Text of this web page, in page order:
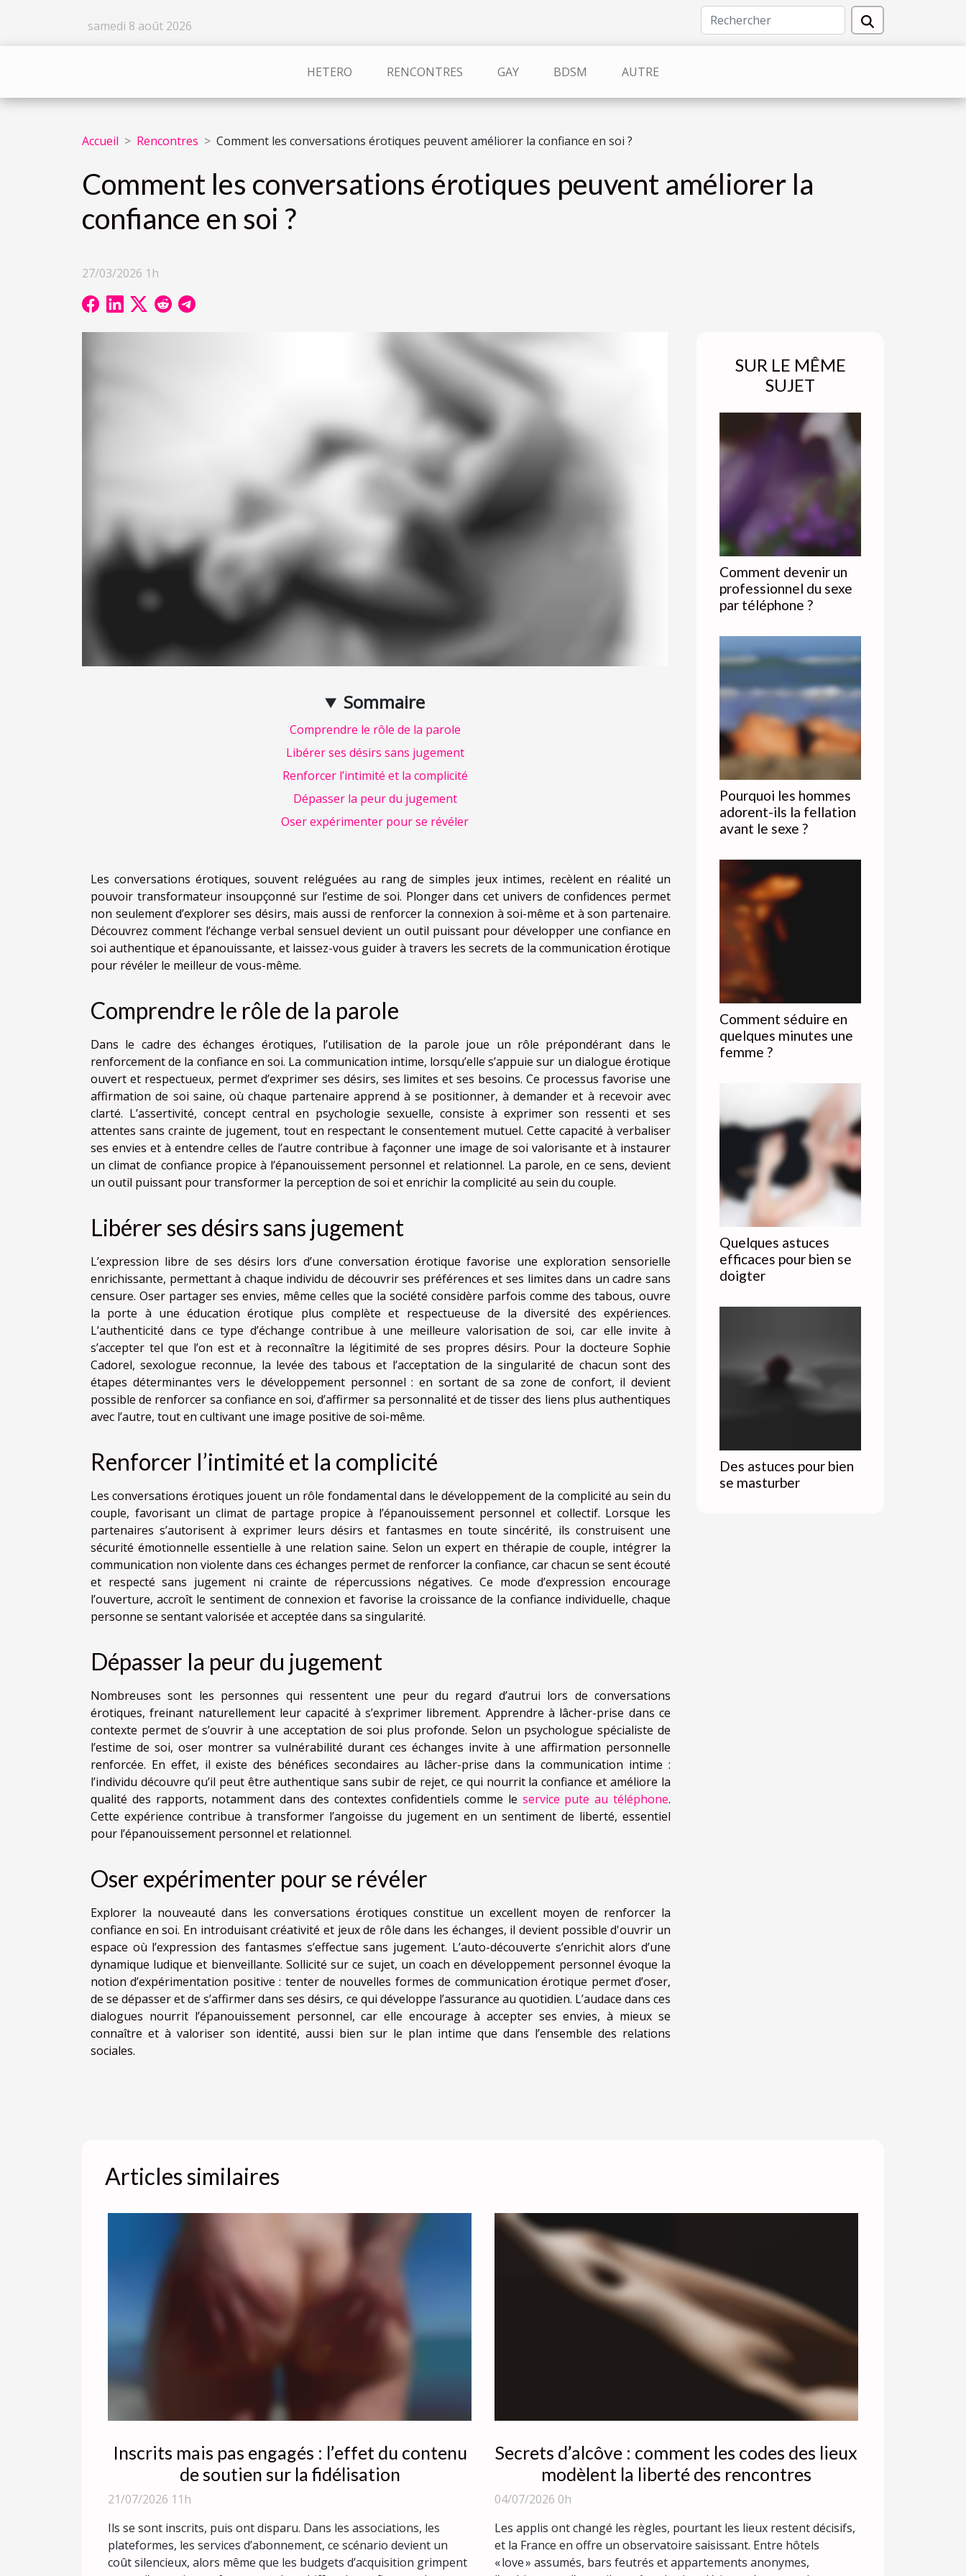
samedi 8 août 2026
HETERO RENCONTRES GAY BDSM AUTRE
Accueil Rencontres Comment les conversations érotiques peuvent améliorer la confiance en soi ?
Comment les conversations érotiques peuvent améliorer la
confiance en soi ?
27/03/2026 1h
Sommaire
Comprendre le rôle de la parole
Libérer ses désirs sans jugement
Renforcer l’intimité et la complicité
Dépasser la peur du jugement
Oser expérimenter pour se révéler
Les conversations érotiques, souvent reléguées au rang de simples jeux intimes, recèlent en réalité un
pouvoir transformateur insoupçonné sur l’estime de soi. Plonger dans cet univers de confidences permet
non seulement d’explorer ses désirs, mais aussi de renforcer la connexion à soi-même et à son partenaire.
Découvrez comment l’échange verbal sensuel devient un outil puissant pour développer une confiance en
soi authentique et épanouissante, et laissez-vous guider à travers les secrets de la communication érotique
pour révéler le meilleur de vous-même.
Comprendre le rôle de la parole
Dans le cadre des échanges érotiques, l’utilisation de la parole joue un rôle prépondérant dans le
renforcement de la confiance en soi. La communication intime, lorsqu’elle s’appuie sur un dialogue érotique
ouvert et respectueux, permet d’exprimer ses désirs, ses limites et ses besoins. Ce processus favorise une
affirmation de soi saine, où chaque partenaire apprend à se positionner, à demander et à recevoir avec
clarté. L’assertivité, concept central en psychologie sexuelle, consiste à exprimer son ressenti et ses
attentes sans crainte de jugement, tout en respectant le consentement mutuel. Cette capacité à verbaliser
ses envies et à entendre celles de l’autre contribue à façonner une image de soi valorisante et à instaurer
un climat de confiance propice à l’épanouissement personnel et relationnel. La parole, en ce sens, devient
un outil puissant pour transformer la perception de soi et enrichir la complicité au sein du couple.
Libérer ses désirs sans jugement
L’expression libre de ses désirs lors d’une conversation érotique favorise une exploration sensorielle
enrichissante, permettant à chaque individu de découvrir ses préférences et ses limites dans un cadre sans
censure. Oser partager ses envies, même celles que la société considère parfois comme des tabous, ouvre
la porte à une éducation érotique plus complète et respectueuse de la diversité des expériences.
L’authenticité dans ce type d’échange contribue à une meilleure valorisation de soi, car elle invite à
s’accepter tel que l’on est et à reconnaître la légitimité de ses propres désirs. Pour la docteure Sophie
Cadorel, sexologue reconnue, la levée des tabous et l’acceptation de la singularité de chacun sont des
étapes déterminantes vers le développement personnel : en sortant de sa zone de confort, il devient
possible de renforcer sa confiance en soi, d’affirmer sa personnalité et de tisser des liens plus authentiques
avec l’autre, tout en cultivant une image positive de soi-même.
Renforcer l’intimité et la complicité
Les conversations érotiques jouent un rôle fondamental dans le développement de la complicité au sein du
couple, favorisant un climat de partage propice à l’épanouissement personnel et collectif. Lorsque les
partenaires s’autorisent à exprimer leurs désirs et fantasmes en toute sincérité, ils construisent une
sécurité émotionnelle essentielle à une relation saine. Selon un expert en thérapie de couple, intégrer la
communication non violente dans ces échanges permet de renforcer la confiance, car chacun se sent écouté
et respecté sans jugement ni crainte de répercussions négatives. Ce mode d’expression encourage
l’ouverture, accroît le sentiment de connexion et favorise la croissance de la confiance individuelle, chaque
personne se sentant valorisée et acceptée dans sa singularité.
Dépasser la peur du jugement
Nombreuses sont les personnes qui ressentent une peur du regard d’autrui lors de conversations
érotiques, freinant naturellement leur capacité à s’exprimer librement. Apprendre à lâcher-prise dans ce
contexte permet de s’ouvrir à une acceptation de soi plus profonde. Selon un psychologue spécialiste de
l’estime de soi, oser montrer sa vulnérabilité durant ces échanges invite à une affirmation personnelle
renforcée. En effet, il existe des bénéfices secondaires au lâcher-prise dans la communication intime :
l’individu découvre qu’il peut être authentique sans subir de rejet, ce qui nourrit la confiance et améliore la
qualité des rapports, notamment dans des contextes confidentiels comme le service pute au téléphone.
Cette expérience contribue à transformer l’angoisse du jugement en un sentiment de liberté, essentiel
pour l’épanouissement personnel et relationnel.
Oser expérimenter pour se révéler
Explorer la nouveauté dans les conversations érotiques constitue un excellent moyen de renforcer la
confiance en soi. En introduisant créativité et jeux de rôle dans les échanges, il devient possible d'ouvrir un
espace où l’expression des fantasmes s’effectue sans jugement. L’auto-découverte s’enrichit alors d’une
dynamique ludique et bienveillante. Sollicité sur ce sujet, un coach en développement personnel évoque la
notion d’expérimentation positive : tenter de nouvelles formes de communication érotique permet d’oser,
de se dépasser et de s’affirmer dans ses désirs, ce qui développe l’assurance au quotidien. L’audace dans ces
dialogues nourrit l’épanouissement personnel, car elle encourage à accepter ses envies, à mieux se
connaître et à valoriser son identité, aussi bien sur le plan intime que dans l’ensemble des relations
sociales.
SUR LE MÊME
SUJET
Comment devenir un
professionnel du sexe
par téléphone ?
Pourquoi les hommes
adorent-ils la fellation
avant le sexe ?
Comment séduire en
quelques minutes une
femme ?
Quelques astuces
efficaces pour bien se
doigter
Des astuces pour bien
se masturber
Articles similaires
Inscrits mais pas engagés : l’effet du contenu
de soutien sur la fidélisation
21/07/2026 11h
Ils se sont inscrits, puis ont disparu. Dans les associations, les
plateformes, les services d’abonnement, ce scénario devient un
coût silencieux, alors même que les budgets d’acquisition grimpent
Secrets d’alcôve : comment les codes des lieux
modèlent la liberté des rencontres
04/07/2026 0h
Les applis ont changé les règles, pourtant les lieux restent décisifs,
et la France en offre un observatoire saisissant. Entre hôtels
« love » assumés, bars feutrés et appartements anonymes,